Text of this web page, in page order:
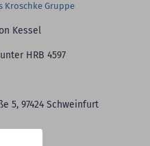
Kroschke Gruppe
Kessel
HRB 4597
5, 97424 Schweinfurt